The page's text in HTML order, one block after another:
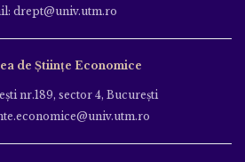
drept@univ.utm.ro
de Științe Economice
nr.189, sector 4, Bucureşti